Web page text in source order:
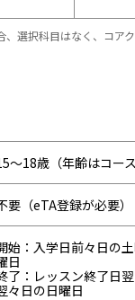
、選択科目はなく、コア
～18歳（年齢はコース
要（eTA登録が必要）
始：入学日前々日の
日
了：レッスン終了日
々日の日曜日